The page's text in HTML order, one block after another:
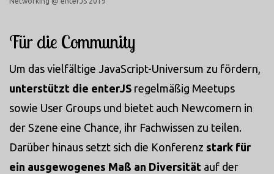
Für die Community
Um das vielfältige JavaScript-Universum zu fördern,
unterstützt die enterJS regelmäßig Meetups
sowie User Groups und bietet auch Newcomern in
der Szene eine Chance, ihr Fachwissen zu teilen.
Darüber hinaus setzt sich die Konferenz stark für
ein ausgewogenes Maß an Diversität auf der